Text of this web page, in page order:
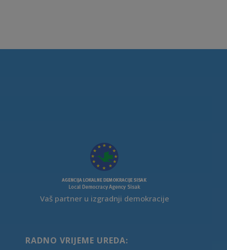
Vaš partner u izgradnji demokracije
RADNO VRIJEME UREDA: